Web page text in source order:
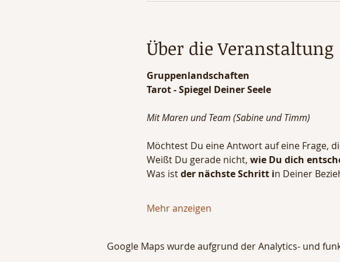
Über die Veranstaltung
Gruppenlandschaften
Tarot - Spiegel Deiner Seele
Mit Maren und Team (Sabine und Timm)
Möchtest Du eine Antwort auf eine Frage,
Weißt Du gerade nicht, wie Du dich
Was ist der nächste Schritt in Deiner
Mehr anzeigen
Google Maps wurde aufgrund der Analytics- und